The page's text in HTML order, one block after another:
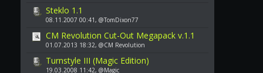
Steklo 1.1
08.11.2007 00:41, @TomDixon77
CM Revolution Cut-Out Megapack v.1.1
01.07.2013 18:32, @CM Revolution
Turnstyle III (Magic Edition)
19.03.2008 11:42, @Magic